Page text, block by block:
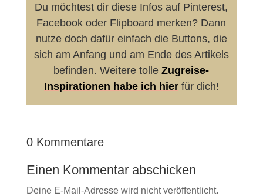
Du möchtest dir diese Infos auf Pinterest,
Facebook oder Flipboard merken? Dann
nutze doch dafür einfach die Buttons, die
sich am Anfang und am Ende des Artikels
befinden. Weitere tolleZugreise-
Inspirationen habe ich hierfür dich!
0 Kommentare
Einen Kommentar abschicken
Deine E-Mail-Adresse wird nicht veröffentlicht.